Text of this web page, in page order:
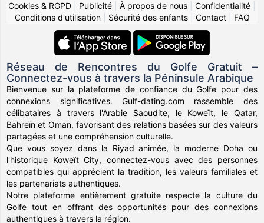
Cookies & RGPD
Publicité À propos de nous Confidentialité
Conditions d'utilisation| Sécurité des enfants| Contact| FAQ
Réseau de Rencontres du Golfe Gratuit –
Connectez-vous à travers la Péninsule Arabique
Bienvenue sur la plateforme de confiance du Golfe pour des
connexions significatives. Gulf-dating.com rassemble des
célibataires à travers l'Arabie Saoudite, le Koweït, le Qatar,
Bahreïn et Oman, favorisant des relations basées sur des valeurs
partagées et une compréhension culturelle.
Que vous soyez dans la Riyad animée, la moderne Doha ou
l'historique Koweït City, connectez-vous avec des personnes
compatibles qui apprécient la tradition, les valeurs familiales et
les partenariats authentiques.
Notre plateforme entièrement gratuite respecte la culture du
Golfe tout en offrant des opportunités pour des connexions
authentiques à travers la région.